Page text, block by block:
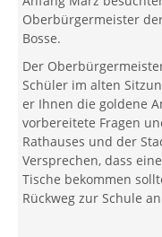
Oberbürgermeister
Bosse.
Der
Schüler im alten
er Ihnen die goldene
vorbereitete Fragen
Rathauses und der
Versprechen, dass
Tische bekommen
Rückweg zur Schule